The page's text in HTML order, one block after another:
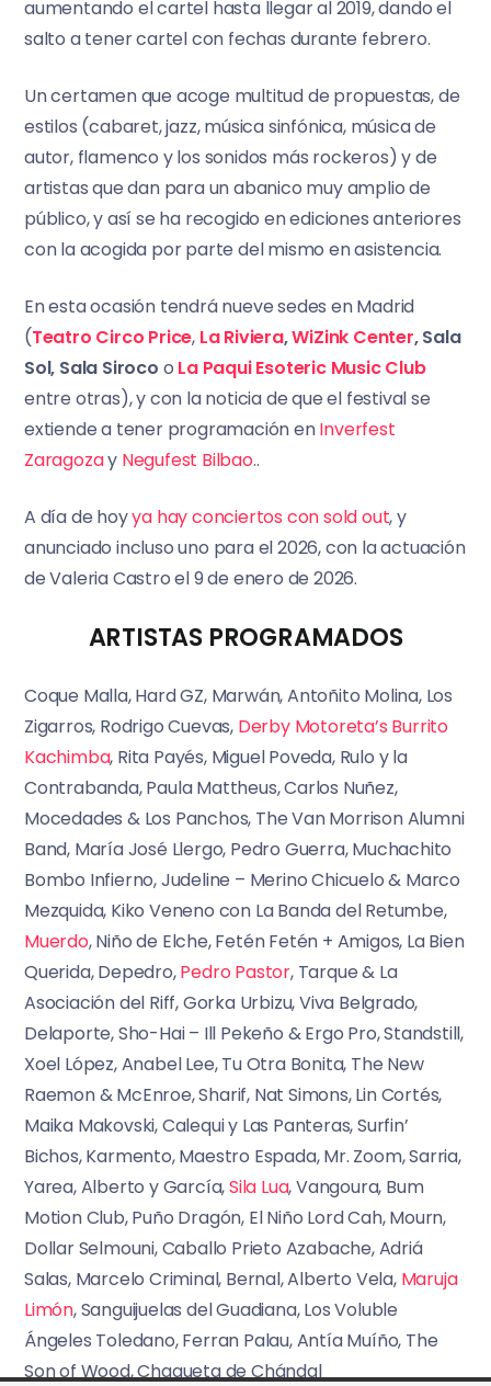
aumentando el cartel hasta llegar al 2019, dando el
salto a tener cartel con fechas durante febrero.
Un certamen que acoge multitud de propuestas, de
estilos (cabaret, jazz, música sinfónica, música de
autor, flamenco y los sonidos más rockeros) y de
artistas que dan para un abanico muy amplio de
público, y así se ha recogido en ediciones anteriores
con la acogida por parte del mismo en asistencia.
En esta ocasión tendrá nueve sedes en Madrid
(Teatro Circo Price, La Riviera,WiZink Center, Sala
Sol, Sala Siroco o La Paqui Esoteric Music Club
entre otras), y con la noticia de que el festival se
extiende a tener programación enInverfest
Zaragozay Negufest Bilbao..
A día de hoyya hay conciertos con sold out, y
anunciado incluso uno para el 2026, con la actuación
de Valeria Castro el 9 de enero de 2026.
ARTISTAS PROGRAMADOS
Coque Malla, Hard GZ, Marwán, Antoñito Molina, Los
Zigarros, Rodrigo Cuevas, Derby Motoreta’s Burrito
Kachimba, Rita Payés, Miguel Poveda, Rulo y la
Contrabanda, Paula Mattheus, Carlos Nuñez,
Mocedades & Los Panchos, The Van Morrison Alumni
Band, María José Llergo, Pedro Guerra, Muchachito
Bombo Infierno, Judeline – Merino Chicuelo & Marco
Mezquida, Kiko Veneno con La Banda del Retumbe,
Muerdo, Niño de Elche, Fetén Fetén + Amigos, La Bien
Querida, Depedro,Pedro Pastor, Tarque & La
Asociación del Riff, Gorka Urbizu, Viva Belgrado,
Delaporte, Sho-Hai – Ill Pekeño & Ergo Pro, Standstill,
Xoel López, Anabel Lee, Tu Otra Bonita, The New
Raemon & McEnroe, Sharif, Nat Simons, Lin Cortés,
Maika Makovski, Calequi y Las Panteras, Surfin’
Bichos, Karmento, Maestro Espada, Mr. Zoom, Sarria,
Yarea, Alberto y García,Sila Lua, Vangoura, Bum
Motion Club, Puño Dragón, El Niño Lord Cah, Mourn,
Dollar Selmouni, Caballo Prieto Azabache, Adriá
Salas, Marcelo Criminal, Bernal, Alberto Vela,Maruja
Limón, Sanguijuelas del Guadiana, Los Voluble
Ángeles Toledano, Ferran Palau, Antía Muíño, The
Son of Wood, Chaqueta de Chándal